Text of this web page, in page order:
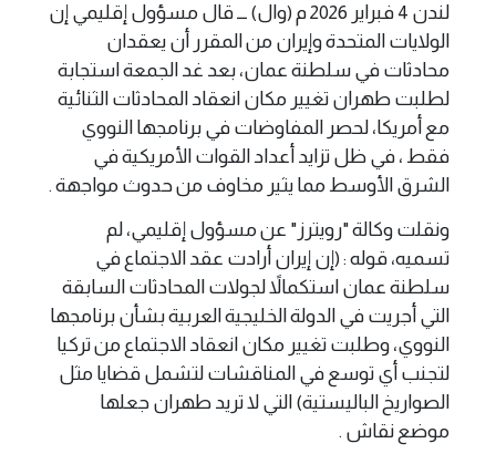
لندن 4 فبراير 2026 م (وال) ـــ قال مسؤول إقليمي إن
الولايات المتحدة وإيران من المقرر أن يعقدان
محادثات في سلطنة عمان، بعد غد الجمعة استجابة
لطلبت طهران تغيير مكان انعقاد المحادثات الثنائية
مع أمريكا، لحصر المفاوضات في برنامجها النووي
فقط ، في ظل تزايد أعداد القوات الأمريكية في
الشرق الأوسط مما يثير مخاوف من حدوث مواجهة .
ونقلت وكالة "رويترز" عن مسؤول إقليمي، لم
تسميه، قوله : (إن إيران أرادت عقد الاجتماع في
سلطنة عمان استكمالاً لجولات المحادثات السابقة
التي أجريت في الدولة الخليجية العربية بشأن برنامجها
النووي، وطلبت تغيير مكان انعقاد الاجتماع من تركيا
لتجنب أي توسع في المناقشات لتشمل قضايا مثل
الصواريخ الباليستية) التي لا تريد طهران جعلها
موضع نقاش .